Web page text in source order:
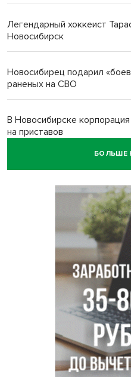
Легендарный хоккеист
Новосибирск
Новосибирец подарил
раненых на СВО
В Новосибирске
на приставов
БОЛЬШЕ